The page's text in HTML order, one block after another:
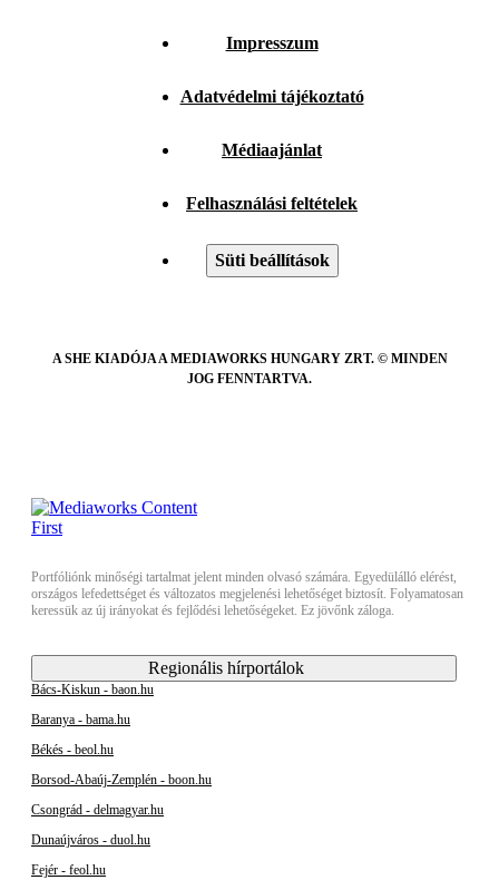
Impresszum
Adatvédelmi tájékoztató
Médiaajánlat
Felhasználási feltételek
Süti beállítások
A SHE KIADÓJA A MEDIAWORKS HUNGARY ZRT. © MINDEN
JOG FENNTARTVA.
Portfóliónk minőségi tartalmat jelent minden olvasó számára. Egyedülálló elérést,
országos lefedettséget és változatos megjelenési lehetőséget biztosít. Folyamatosan
keressük az új irányokat és fejlődési lehetőségeket. Ez jövőnk záloga.
Regionális hírportálok
Bács-Kiskun - baon.hu
Baranya - bama.hu
Békés - beol.hu
Borsod-Abaúj-Zemplén - boon.hu
Csongrád - delmagyar.hu
Dunaújváros - duol.hu
Fejér - feol.hu